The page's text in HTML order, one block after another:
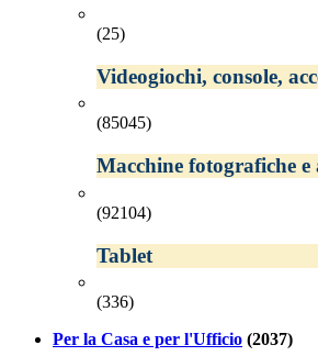
(25)
Videogiochi, console,
(85045)
Macchine fotografiche e
(92104)
Tablet
(336)
Per la Casa e per l'Ufficio (2037)